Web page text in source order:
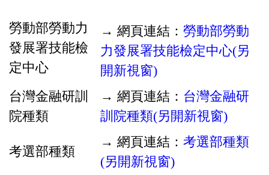
勞動部勞動力
發展署技能檢
定中心
→ 網頁連結： 勞動部勞動
力發展署技能檢定中心(另
開新視窗)
台灣金融研訓
院種類
→ 網頁連結： 台灣金融研
訓院種類(另開新視窗)
考選部種類
→ 網頁連結： 考選部種類
(另開新視窗)